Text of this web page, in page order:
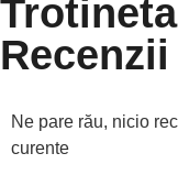
Recenzii
Ne pare rău, nicio
curente